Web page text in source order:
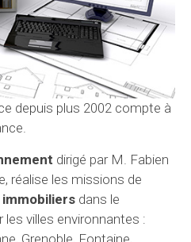
depuis plus 2002 compte à
dirigé par M. Fabien
réalise les missions de
dans le
villes environnantes :